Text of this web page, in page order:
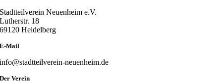
Stadtteilverein Neuenheim e.V.
Lutherstr. 18
69120 Heidelberg
E-Mail
info@stadtteilverein-neuenheim.de
Der Verein